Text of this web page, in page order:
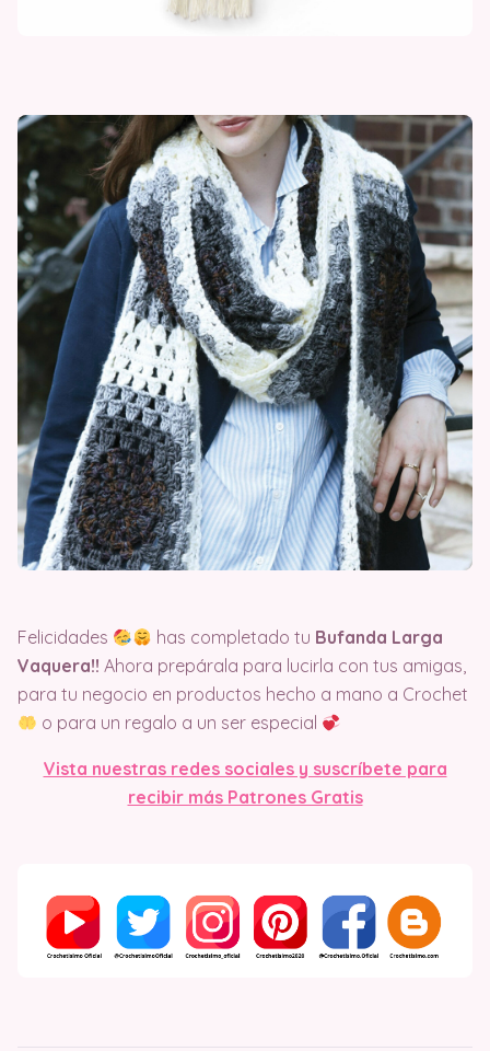
Felicidades has completado tu Bufanda Larga
Vaquera!! Ahora prepárala para lucirla con tus amigas,
para tu negocio en productos hecho a mano a Crochet
o para un regalo a un ser especial
Vista nuestras redes sociales y suscríbete para
recibir más Patrones Gratis